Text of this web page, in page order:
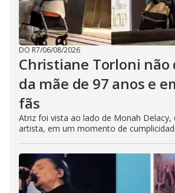
DO R7/06/08/2026
Christiane Torloni não
da mãe de 97 anos e
fãs
Atriz foi vista ao lado de Monah Delacy,
artista, em um momento de